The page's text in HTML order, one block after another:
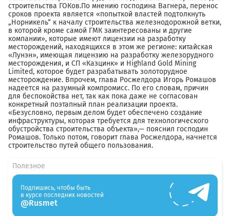
строительства ГОКов.По мнению господина Вагнера, перенос
сроков проекта является «попыткой властей подтолкнуть
„Норникель“ к началу строительства железнодорожной ветки,
в которой кроме самой ГМК заинтересованы и другие
компании», которые имеют лицензии на разработку
месторождений, находящихся в этом же регионе: китайская
«Лунэн», имеющая лицензию на разработку железорудного
месторождения, и СП «Казцинк» и Highland Gold Mining
Limited, которое будет разрабатывать золоторудное
месторождение. Впрочем, глава Росжелдора Игорь Ромашов
надеется на разумный компромисс. По его словам, причин
для беспокойства нет, так как пока даже не согласован
конкретный поэтапный план реализации проекта.
«Безусловно, первым делом будет обеспечено создание
инфраструктуры, которая требуется для технологического
обустройства строительства объекта»,— пояснил господин
Ромашов. Только потом, говорит глава Росжелдора, начнется
строительство путей общего пользования.
Полезное
Подпишись, чтобы быть
в курсе последних новостей
@Rusmet